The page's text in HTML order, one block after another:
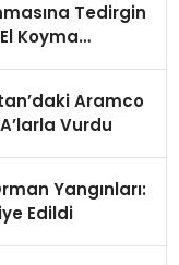
Tedirgin
Koyma
Aramco
Vurdu
Yangınları:
Edildi